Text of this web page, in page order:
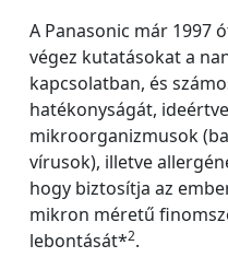
A Panasonic már 1997
végez kutatásokat a
kapcsolatban, és
hatékonyságát,
mikroorganizmusok
vírusok), illetve
hogy biztosítja az
mikron méretű
lebontását*2.